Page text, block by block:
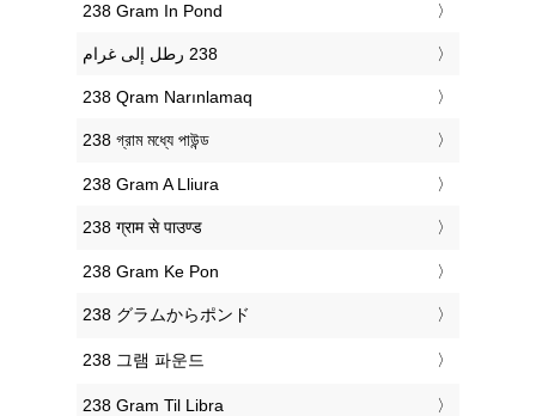
‎238 Gram In Pond
‎238 Qram Narınlamaq
‎238 গ্রাম মধ্যে পাউন্ড
‎238 Gram A Lliura
‎238 ग्राम से पाउण्ड
‎238 Gram Ke Pon
‎238 グラムからポンド
‎238 그램 파운드
‎238 Gram Til Libra